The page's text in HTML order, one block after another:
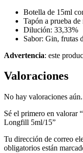
Botella de 15ml
Tapón a prueba de
Dilución: 33,33%
Sabor: Gin, frutas
Advertencia: este
Valoraciones
No hay valoraciones aún.
Sé el primero en
Longfill 5ml/15”
Tu dirección de correo
obligatorios están